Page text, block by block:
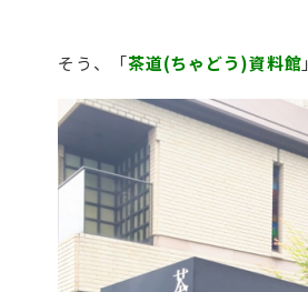
そう、「茶道(ちゃどう)資料館